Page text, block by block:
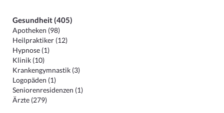
Gesundheit (405)
Apotheken (98)
Heilpraktiker (12)
Hypnose (1)
Klinik (10)
Krankengymnastik (3)
Logopäden (1)
Seniorenresidenzen (1)
Ärzte (279)